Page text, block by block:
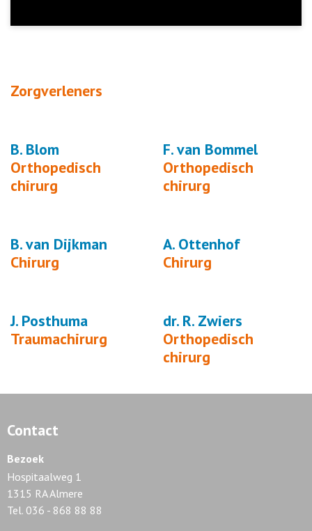
Video
Zorgverleners
B. Blom
Orthopedisch
chirurg
F. van Bommel
Orthopedisch
chirurg
B. van Dijkman
Chirurg
A. Ottenhof
Chirurg
J. Posthuma
Traumachirurg
dr. R. Zwiers
Orthopedisch
chirurg
Contact
Bezoek
Hospitaalweg 1
1315 RA Almere
Tel. 036 - 868 88 88